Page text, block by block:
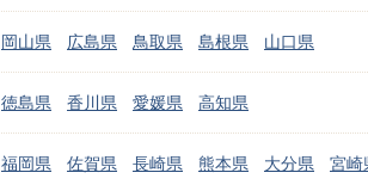
岡山県 広島県 鳥取県 島根県 山口県
徳島県 香川県 愛媛県 高知県
福岡県 佐賀県 長崎県 熊本県 大分県 宮崎